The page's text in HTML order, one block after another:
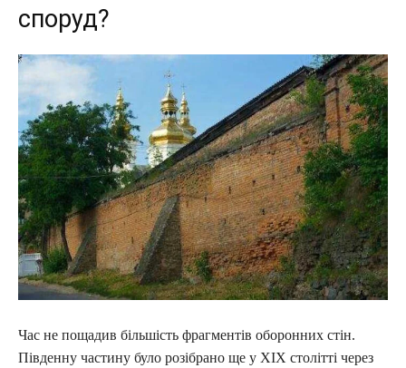
споруд?
Час не пощадив більшість фрагментів оборонних стін.
Південну частину було розібрано ще у XIX столітті через